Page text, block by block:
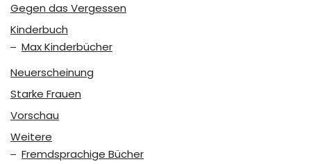
Gegen das Vergessen
Kinderbuch
Max Kinderbücher
Neuerscheinung
Starke Frauen
Vorschau
Weitere
Fremdsprachige Bücher